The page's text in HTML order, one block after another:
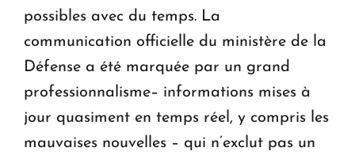
possibles avec du temps. La
communication officielle du ministère de la
Défense a été marquée par un grand
professionnalisme– informations mises à
jour quasiment en temps réel, y compris les
mauvaises nouvelles – qui n’exclut pas un